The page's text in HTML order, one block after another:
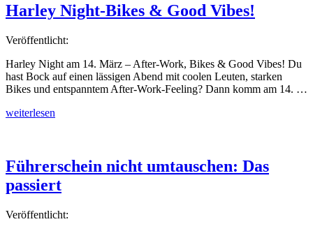
Harley Night-Bikes & Good Vibes!
Veröffentlicht:
Harley Night am 14. März – After-Work, Bikes & Good Vibes! Du
hast Bock auf einen lässigen Abend mit coolen Leuten, starken
Bikes und entspanntem After-Work-Feeling? Dann komm am 14. …
„Harley
Good
Vibes!“
weiterlesen
Führerschein nicht umtauschen: Das
passiert
Veröffentlicht: